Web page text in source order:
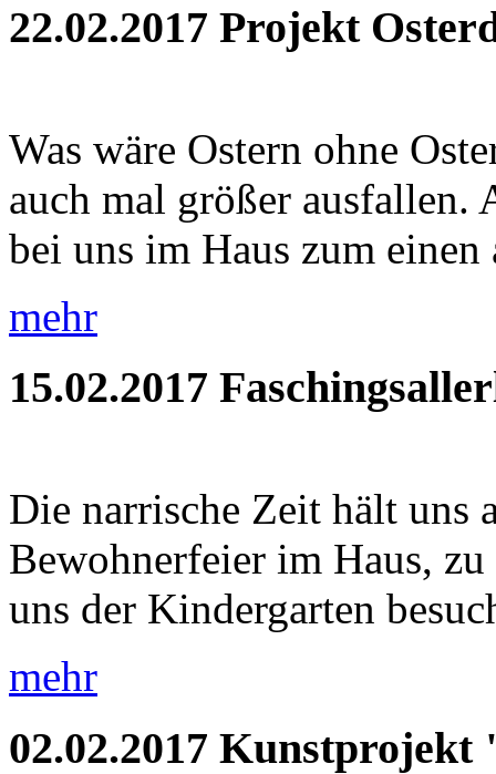
22.02.2017 Projekt
Was wäre Ostern ohne
auch mal größer ausfallen.
bei uns im Haus zum einen
mehr
15.02.2017
Die narrische Zeit hält uns
Bewohnerfeier im Haus,
uns der Kindergarten
mehr
02.02.2017 Kunstprojekt